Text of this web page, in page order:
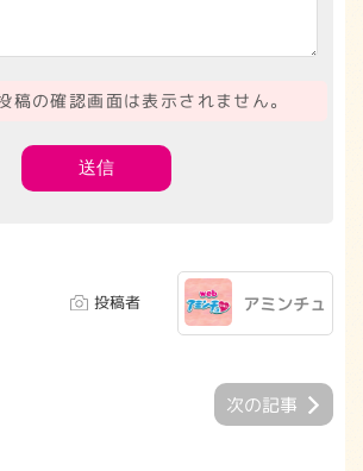
稿の確認画面は表示されません。
投稿者 アミンチュ
次の記事